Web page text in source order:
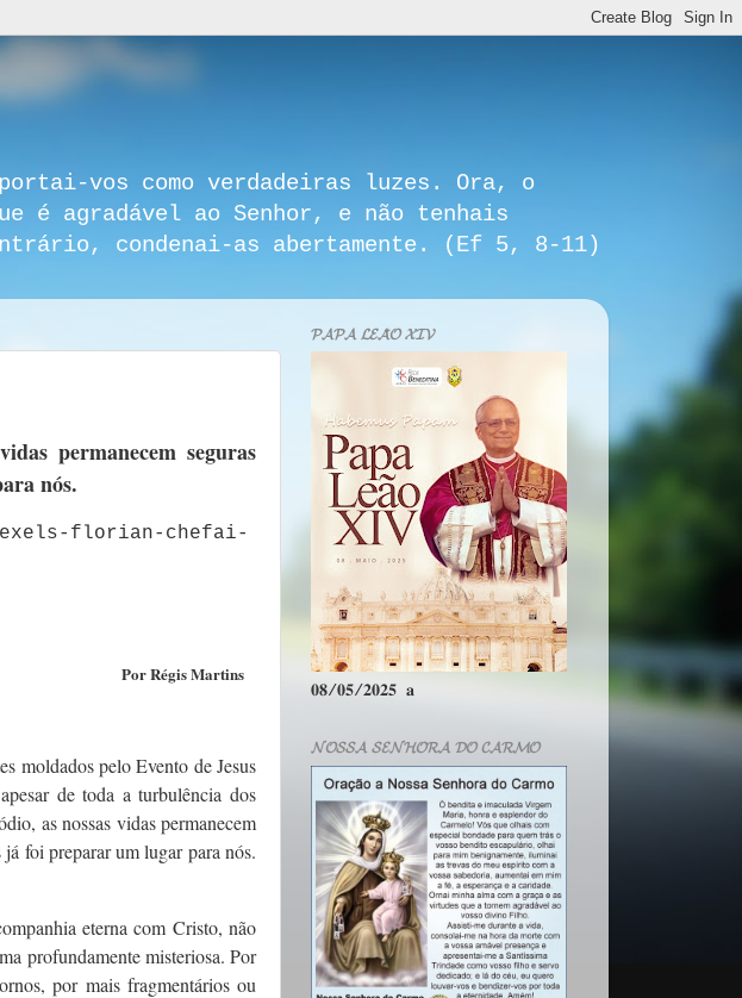
vos como verdadeiras luzes. Ora, o
é agradável ao Senhor, e não tenhais
condenai-as abertamente. (Ef 5, 8-11)
permanecem seguras
nós.
Por Régis Martins
moldados pelo Evento de Jesus
de toda a turbulência dos
as nossas vidas permanecem
já foi preparar um lugar para nós.
eterna com Cristo, não
profundamente misteriosa. Por
por mais fragmentários ou
𝓟𝓐𝓟𝓐 𝓛𝓔𝓐̃𝓞 𝓧𝓘𝓥
𝟎𝟖/𝟎𝟓/𝟐𝟎𝟐𝟓 𝐚
𝓝𝓞𝓢𝓢𝓐 𝓢𝓔𝓝𝓗𝓞𝓡𝓐 𝓓𝓞 𝓒𝓐𝓡𝓜𝓞